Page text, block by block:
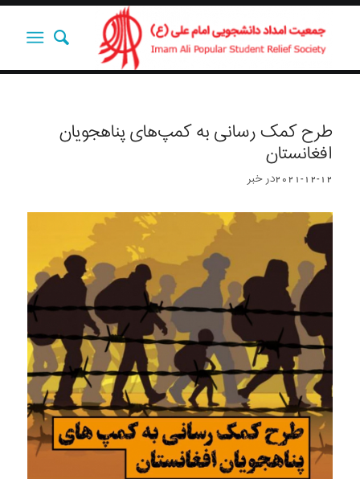
طرح کمک رسانی‌ به کمپ‌های پناهجویان
افغانستان
2021-12-12درخبر